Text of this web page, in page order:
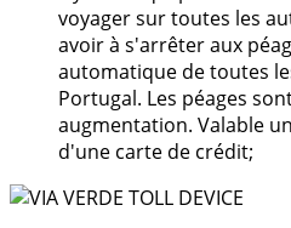
voyager sur toutes les
avoir à s'arrêter aux
automatique de toutes
Portugal. Les péages
augmentation. Valable
d'une carte de crédit;